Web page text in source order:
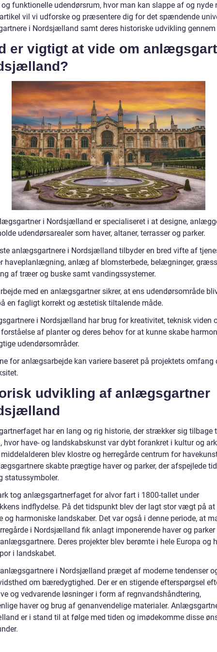
funktionelle udendørsrum, hvor man kan slappe af og nyde
vil vi udforske og præsentere dig for det spændende
i Nordsjælland samt deres historiske udvikling gennem
er vigtigt at vide om
i Nordsjælland er specialiseret i at designe,
udendørsarealer som haver, altaner, terrasser og parker.
anlægsgartnere i Nordsjælland tilbyder en bred vifte af
haveplanlægning, anlæg af blomsterbede, belægninger,
af træer og buske samt vandingssystemer.
med en anlægsgartner sikrer, at ens udendørsområde
en fagligt korrekt og æstetisk tiltalende måde.
i Nordsjælland har brug for kreativitet, teknisk viden
af planter og deres behov for at kunne skabe
udendørsområder.
for anlægsarbejde kan variere baseret på projektets omfang
udvikling af anlægsgartner
har en lang og rig historie, der strækker sig tilbage
hvor have- og landskabskunst var dybt forankret i kultur og
blev klostre og herregårde centrum for
skabte prægtige haver og parker, der afspejlede
statussymboler.
tog anlægsgartnerfaget for alvor fart i 1800-tallet under
indflydelse. På det tidspunkt blev der lagt stor vægt på at
og harmoniske landskaber. Det var også i denne periode, at
i Nordsjælland fik anlagt imponerende haver og
Deres projekter blev berømte i hele Europa og
i landskabet.
i Nordsjælland præget af moderne tendenser
om bæredygtighed. Der er en stigende efterspørgsel
og vedvarende løsninger i form af regnvandshåndtering,
haver og brug af genanvendelige materialer.
er i stand til at følge med tiden og imødekomme disse